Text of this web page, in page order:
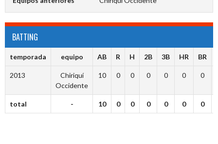
BATTING
temporada equipo AB R H 2B 3B HR BR
2013
Chiriquí
Occidente
10 0 0 0 0 0 0
total - 10 0 0 0 0 0 0